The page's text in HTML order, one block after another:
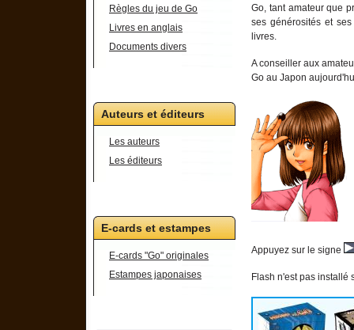
Règles du jeu de Go
Livres en anglais
Documents divers
Auteurs et éditeurs
Les auteurs
Les éditeurs
E-cards et estampes
E-cards "Go" originales
Estampes japonaises
Go, tant amateur que
ses générosités et
livres.
A conseiller aux
Go au Japon
Appuyez sur le signe
Flash n'est pas installé